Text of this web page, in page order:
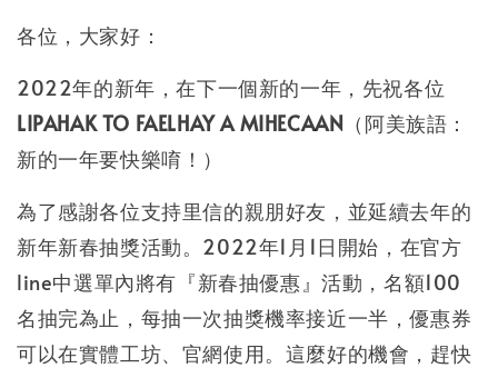
各位，大家好：
2022年的新年，在下一個新的一年，先祝各位
LIPAHAK TO FAELHAY A MIHECAAN （阿美族語：
新的一年要快樂唷！）
為了感謝各位支持里信的親朋好友，並延續去年的
新年新春抽獎活動。2022年1月1日開始，在官方
line中選單內將有『新春抽優惠 』活動，名額100
名抽完為止，每抽一次抽獎機率接近一半，優惠券
可以在實體工坊、官網使用。這麼好的機會，趕快